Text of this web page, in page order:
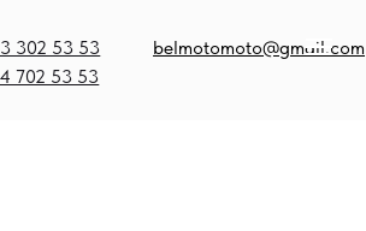
belmotomoto@gmail.com